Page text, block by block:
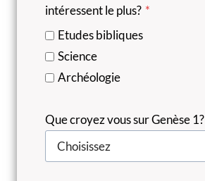
intéressent le plus? *
Etudes bibliques
Science
Archéologie
Que croyez vous sur Genèse 1?